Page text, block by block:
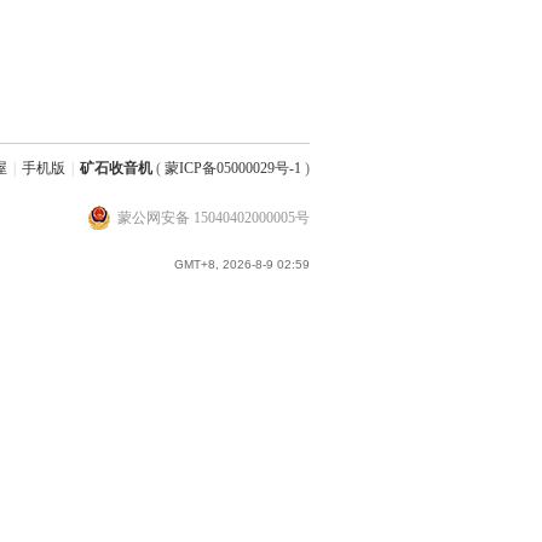
手机版 矿石收音机( 蒙ICP备05000029号-1 )
蒙公网安备 15040402000005号
GMT+8, 2026-8-9 02:59